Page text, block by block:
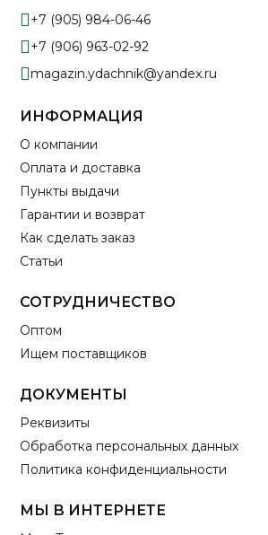
+7 (905) 984-06-46
+7 (906) 963-02-92
magazin.ydachnik@yandex.ru
ИНФОРМАЦИЯ
О компании
Оплата и доставка
Пункты выдачи
Гарантии и возврат
Как сделать заказ
Статьи
СОТРУДНИЧЕСТВО
Оптом
Ищем поставщиков
ДОКУМЕНТЫ
Реквизиты
Обработка персональных данных
Политика конфиденциальности
МЫ В ИНТЕРНЕТЕ